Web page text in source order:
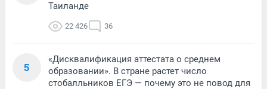
Таиланде
22 426 36
5
«Дисквалификация аттестата о среднем
образовании». В стране растет число
стобалльников ЕГЭ — почему это не повод для